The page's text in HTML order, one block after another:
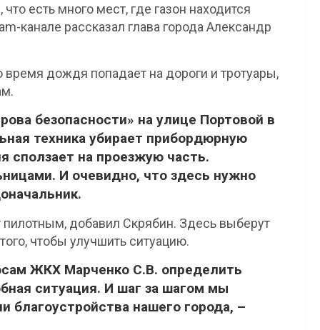
есть много мест, где газон находится
канале рассказал глава города Александр
дождя попадает на дороги и тротуары,
безопасности» на улице Портовой в
техника убирает прибордюрную
сползает на проезжую часть.
И очевидно, что здесь нужно
добавил Скрябин. Здесь выберут
чтобы улучшить ситуацию.
ЖКХ Марченко С.В. определить
ситуация. И шаг за шагом мы
благоустройства нашего города, –